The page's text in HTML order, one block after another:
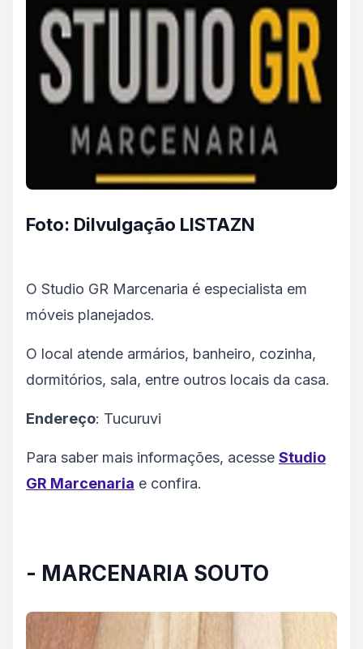
Foto: Dilvulgação LISTAZN
O Studio GR Marcenaria é especialista em
móveis planejados.
O local atende armários, banheiro, cozinha,
dormitórios, sala, entre outros locais da casa.
Endereço: Tucuruvi
Para saber mais informações, acesse Studio
GR Marcenaria e confira.
- MARCENARIA SOUTO